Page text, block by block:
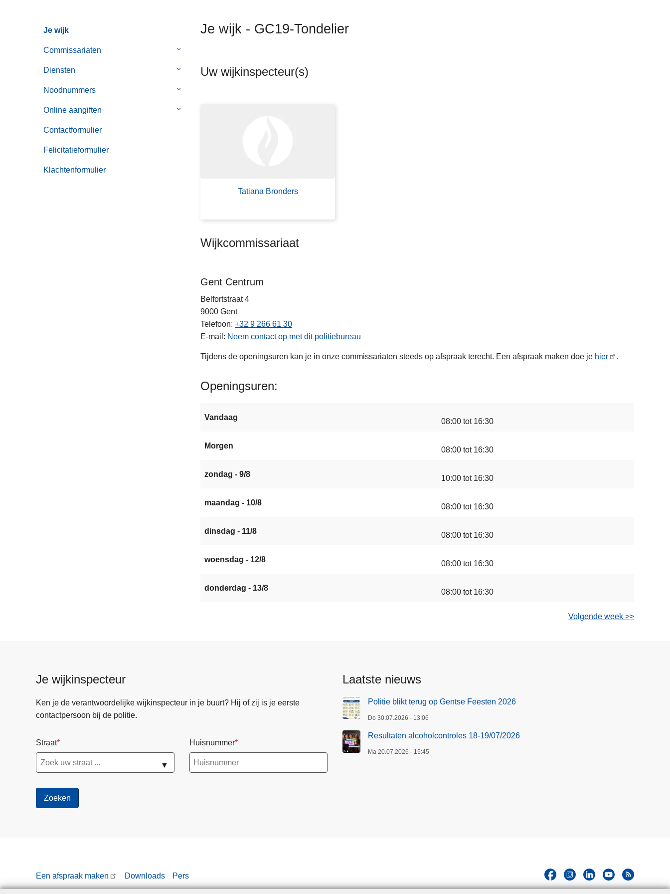
Je wijk
Commissariaten
Submenu
Commissariaten
Diensten
Submenu
Noodnummers
Submenu
Online aangiften
Submenu
Contactformulier
Felicitatieformulier
Klachtenformulier
Je wijk - GC19-Tondelier
Uw wijkinspecteur(s)
Tatiana Bronders
Wijkcommissariaat
Gent Centrum
Belfortstraat 4
9000 Gent
Telefoon +32 9 266 61 30
E-mail
Neem contact op met dit politiebureau
Tijdens de openingsuren kan je in onze commissariaten steeds op afspraak terecht. Een afspraak maken doe je hier .
Openingsuren
Vandaag 08:00 tot 16:30
Morgen 08:00 tot 16:30
zondag - 9/8 10:00 tot 16:30
maandag - 10/8 08:00 tot 16:30
dinsdag - 11/8 08:00 tot 16:30
woensdag - 12/8 08:00 tot 16:30
donderdag - 13/8 08:00 tot 16:30
Volgende week >>
Je wijkinspecteur
Ken je de verantwoordelijke wijkinspecteur in je buurt? Hij of zij is je eerste
contactpersoon bij de politie.
Straat
▼
Huisnummer
Laatste nieuws
Politie blikt terug op Gentse Feesten 2026
Do 30.07.2026 - 13:06
Resultaten alcoholcontroles 18-19/07/2026
Ma 20.07.2026 - 15:45
Een afspraak maken Downloads Pers